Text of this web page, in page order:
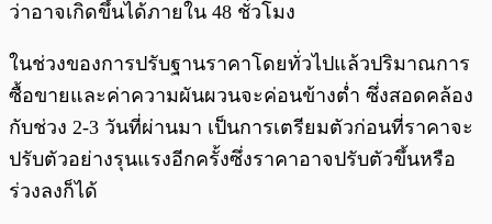
ว่าอาจเกิดขึ้นได้ภายใน 48 ชั่วโมง
ในช่วงของการปรับฐานราคาโดยทั่วไปแล้วปริมาณการ
ซื้อขายและค่าความผันผวนจะค่อนข้างต่ำ ซึ่งสอดคล้อง
กับช่วง 2-3 วันที่ผ่านมา เป็นการเตรียมตัวก่อนที่ราคาจะ
ปรับตัวอย่างรุนแรงอีกครั้งซึ่งราคาอาจปรับตัวขึ้นหรือ
ร่วงลงก็ได้